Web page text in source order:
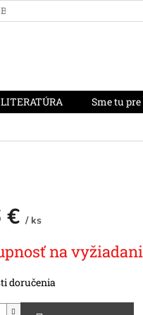
LITERATÚRA Sme tu
€ / ks
na
doručenia